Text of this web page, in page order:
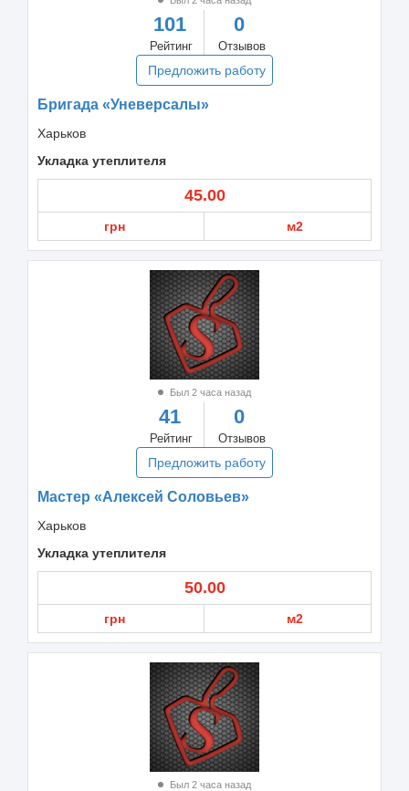
101
Рейтинг
0
Отзывов
Предложить работу
Бригада «Уневерсалы»
Харьков
Укладка утеплителя
45.00
грн м2
Был 2 часа назад
41
Рейтинг
0
Отзывов
Предложить работу
Мастер «Алексей Соловьев»
Харьков
Укладка утеплителя
50.00
грн м2
Был 2 часа назад